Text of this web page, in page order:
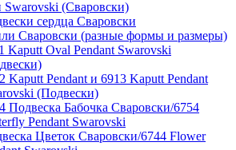
Swarovski (Сваровски)
сердца Сваровски
Сваровски (разные формы и размеры)
Kaputt Oval Pendant Swarovski
Kaputt Pendant и 6913 Kaputt Pendant
(Подвески)
Подвеска Бабочка Сваровски/6754
Pendant Swarovski
Цветок Сваровски/6744 Flower